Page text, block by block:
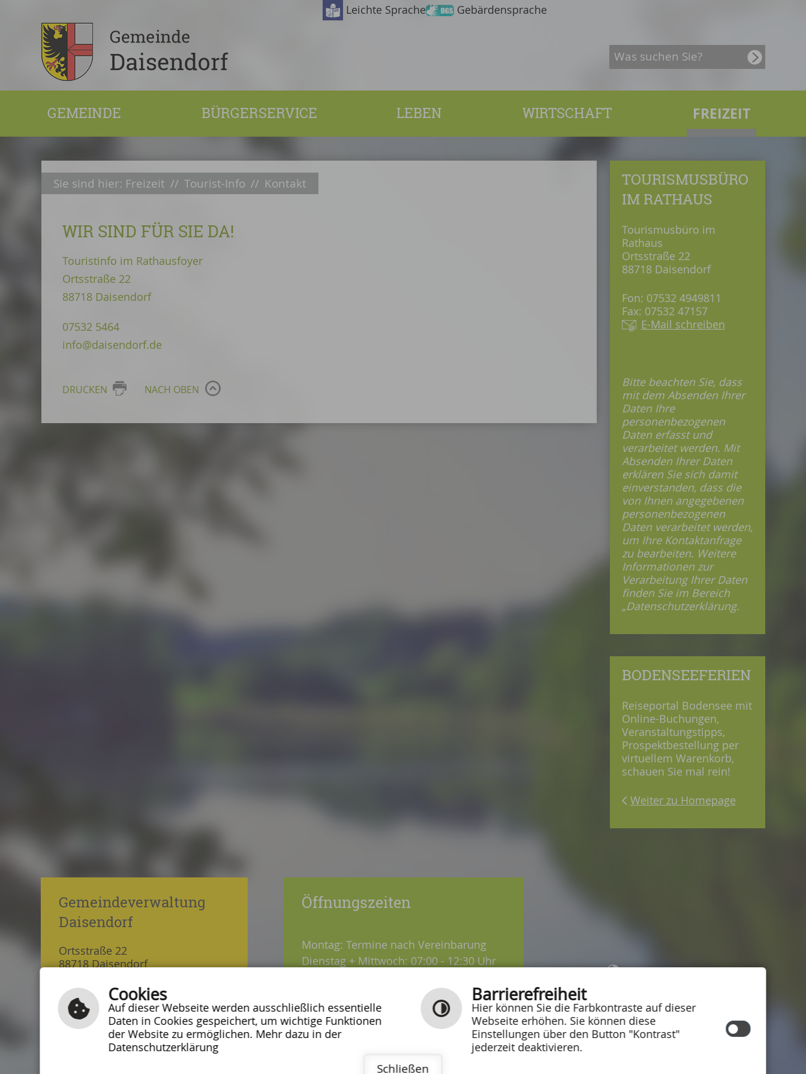
Leichte Sprache Gebärdensprache
GEMEINDE BÜRGERSERVICE LEBEN WIRTSCHAFT FREIZEIT
Sie sind hier: Freizeit // Tourist-Info // Kontakt
WIR SIND FÜR SIE DA!
Touristinfo im Rathausfoyer
Ortsstraße 22
88718 Daisendorf
07532 5464
info@daisendorf.de
DRUCKEN NACH OBEN
TOURISMUSBÜRO
IM RATHAUS
Tourismusbüro im
Rathaus
Ortsstraße 22
88718 Daisendorf
Fon: 07532 4949811
Fax: 07532 47157
E-Mail schreiben
Bitte beachten Sie, dass
mit dem Absenden Ihrer
Daten Ihre
personenbezogenen
Daten erfasst und
verarbeitet werden. Mit
Absenden Ihrer Daten
erklären Sie sich damit
einverstanden, dass die
von Ihnen angegebenen
personenbezogenen
Daten verarbeitet werden,
um Ihre Kontaktanfrage
zu bearbeiten. Weitere
Informationen zur
Verarbeitung Ihrer Daten
finden Sie im Bereich
„Datenschutzerklärung.
BODENSEEFERIEN
Reiseportal Bodensee mit
Online-Buchungen,
Veranstaltungstipps,
Prospektbestellung per
virtuellem Warenkorb,
schauen Sie mal rein!
Weiter zu Homepage
Gemeindeverwaltung
Daisendorf
Ortsstraße 22
88718 Daisendorf
Tel.: 07532 5464
Fax: 07532 47157
E-Mail schreiben
Öffnungszeiten
Montag: Termine nach Vereinbarung
Dienstag + Mittwoch: 07:00 - 12:30 Uhr
Freitag: 07:00 - 12:00 Uhr
Kontrast
Schriftgröße:
Inhalt|Impressum|Hilfe
Datenschutzschutzerklärung
Barrierefreiheit
Cookies
Auf dieser Webseite werden ausschließlich essentielle
Daten in Cookies gespeichert, um wichtige Funktionen
der Website zu ermöglichen. Mehr dazu in der
Datenschutzerklärung
Barrierefreiheit
Hier können Sie die Farbkontraste auf dieser
Webseite erhöhen. Sie können diese
Einstellungen über den Button "Kontrast"
jederzeit deaktivieren.
Schließen